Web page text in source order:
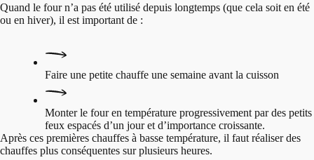
Quand le four n’a pas été utilisé depuis longtemps (que cela soit en été
ou en hiver), il est important de :
Faire une petite chauffe une semaine avant la cuisson
Monter le four en température progressivement par des petits
feux espacés d’un jour et d’importance croissante.
Après ces premières chauffes à basse température, il faut réaliser des
chauffes plus conséquentes sur plusieurs heures.